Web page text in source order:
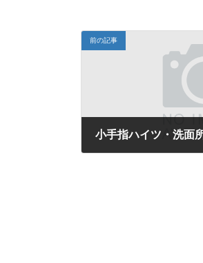
前の記事
小手指ハイツ・洗面